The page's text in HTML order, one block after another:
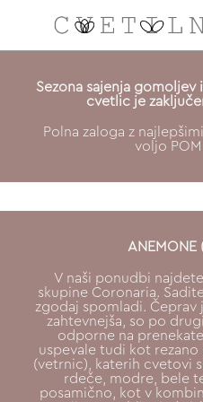
Sezona sajenja
cvetlic je
Polna zaloga z
voljo
ANEMONE
V naši ponudbi
skupine Coronaria.
zgodaj spomladi. Čeprav
zahtevnejša, so po
odporne na
uspevale tudi kot
(vetrnic), katerih cvetovi
rdeče, modre, bele
posamično, kot v